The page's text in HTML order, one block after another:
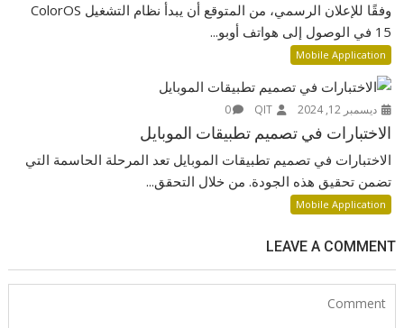
وفقًا للإعلان الرسمي، من المتوقع أن يبدأ نظام التشغيل ColorOS
15 في الوصول إلى هواتف أوبو...
Mobile Application
ديسمبر 12, 2024 QIT
0
الاختبارات في تصميم تطبيقات الموبايل
الاختبارات في تصميم تطبيقات الموبايل تعد المرحلة الحاسمة التي
تضمن تحقيق هذه الجودة. من خلال التحقق...
Mobile Application
LEAVE A COMMENT